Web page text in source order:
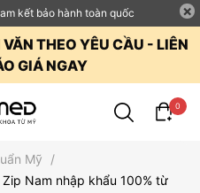
kết bảo hành toàn quốc
THEO YÊU CẦU - LIÊN
GIÁ NGAY
0
Mỹ
/
Zip Nam nhập khẩu 100% từ